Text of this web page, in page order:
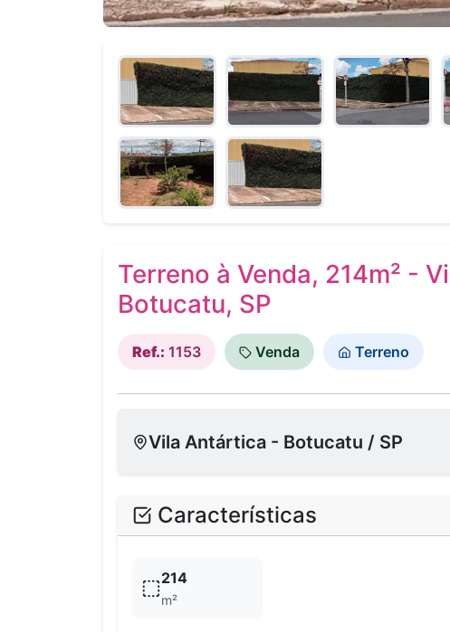
Terreno à Venda, 214m² -
Botucatu, SP
Ref.: 1153 Venda Terreno
Vila Antártica - Botucatu / SP
Características
214
m²